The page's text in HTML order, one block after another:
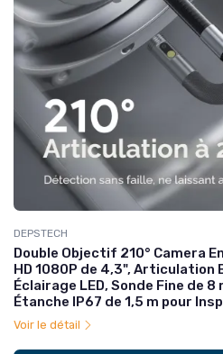
DEPSTECH
Double Objectif 210° Camera
HD 1080P de 4,3", Articulation
Éclairage LED, Sonde Fine de 8
Étanche IP67 de 1,5 m pour
Voir le détail